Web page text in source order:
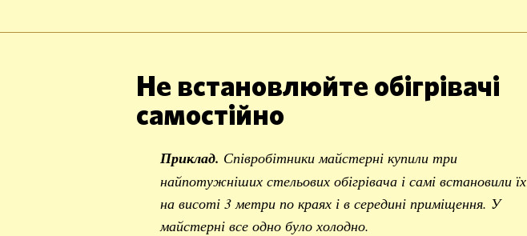
Не встановлюйте обігрівачі
самостійно
Приклад. Співробітники майстерні купили три
найпотужніших стельових обігрівача і самі встановили їх
на висоті 3 метри по краях і в середині приміщення. У
майстерні все одно було холодно.